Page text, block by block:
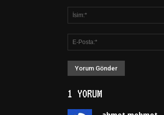
1 YORUM